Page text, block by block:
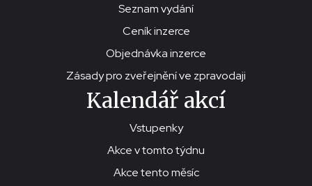
Seznam vydání
Ceník inzerce
Objednávka inzerce
Zásady pro zveřejnění ve zpravodaji
Kalendář akcí
Vstupenky
Akce v tomto týdnu
Akce tento měsíc